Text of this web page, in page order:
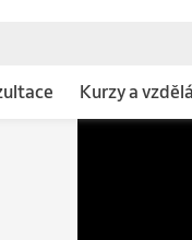
Kurzy a